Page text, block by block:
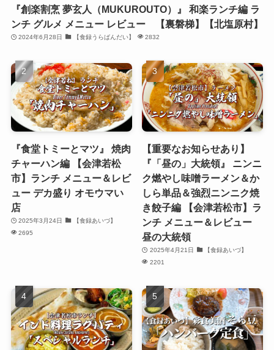
『創楽割烹 夢玄人（MUKUROUTO）』 和楽ランチ編 ラ
ンチ グルメ メニュー レビュー 【裏磐梯】【北塩原村】
2024年6月28日 【食録うらばんだい】 2832
『食堂トミーとマツ』 焼肉
チャーハン編 【会津若松
市】ランチ メニュー＆レビ
ュー デカ盛り オモウマい
店
2025年3月24日
【食録あいづ】
2695
【重要なお知らせあり】
『「昼の」大統領』 ニンニ
ク燃やし味噌ラーメン＆か
しら単品＆強烈ニンニク焼
き餃子編 【会津若松市】ラ
ンチ メニュー＆レビュー
昼の大統領
2025年4月21日
【食録あいづ】
2201